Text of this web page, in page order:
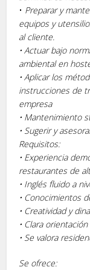
• Preparar y
equipos y
al cliente.
• Actuar bajo
ambiental en
• Aplicar los
instrucciones de
empresa
• Mantenimiento
• Sugerir y
Requisitos:
• Experiencia
restaurantes de
• Inglés fluido a
• Conocimientos
• Creatividad y
• Clara
• Se valora
Se ofrece: